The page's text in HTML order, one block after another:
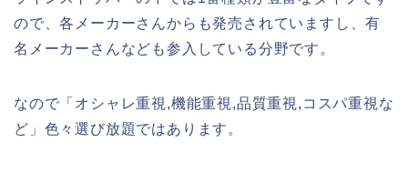
ので、各メーカーさんからも発売されていますし、有
名メーカーさんなども参入している分野です。
なので「オシャレ重視,機能重視,品質重視,コスパ重視な
ど」色々選び放題ではあります。